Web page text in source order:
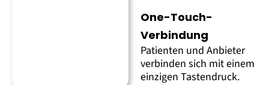
One-Touch-
Verbindung
Patienten und Anbieter
verbinden sich mit einem
einzigen Tastendruck.